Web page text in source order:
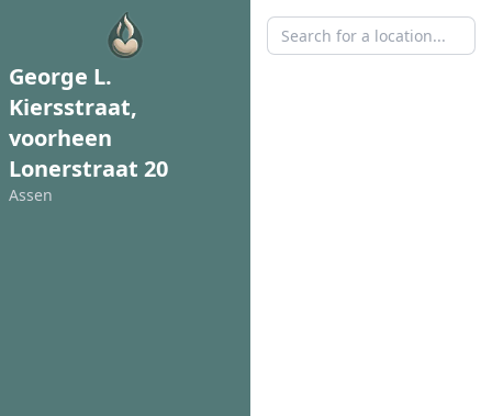
George L.
Kiersstraat,
voorheen
Lonerstraat 20
Assen